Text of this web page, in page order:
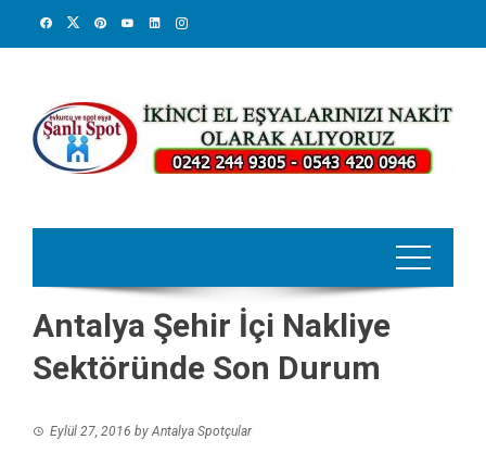
Antalya Şehir İçi Nakliye
Sektöründe Son Durum
Eylül 27, 2016 by Antalya Spotçular